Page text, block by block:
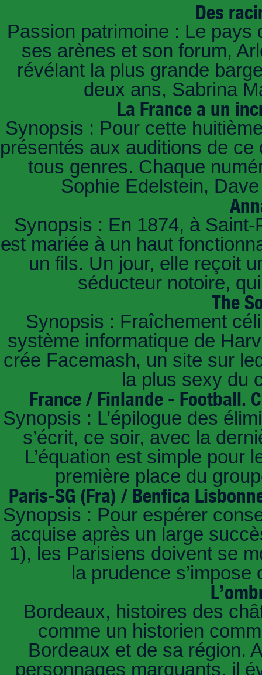
Des
Passion patrimoine : Le pays
ses arènes et son forum,
révélant la plus grande
deux ans, Sabrina
La France a un
Synopsis : Pour cette
présentés aux auditions de
tous genres. Chaque
Sophie Edelstein,
Synopsis : En 1874, à
est mariée à un haut
un fils. Un jour, elle reçoit
séducteur notoire,
The
Synopsis : Fraîchement
système informatique de
crée Facemash, un site sur
la plus sexy du
France / Finlande - Football.
Synopsis : L’épilogue des
s’écrit, ce soir, avec la
L’équation est simple pour
première place du
Paris-SG (Fra) / Benfica
Synopsis : Pour espérer
acquise après un large
1), les Parisiens doivent se
la prudence
Bordeaux, histoires des
comme un historien
Bordeaux et de sa région.
personnages marquants, il